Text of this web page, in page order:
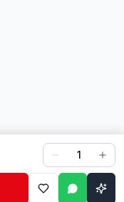
1